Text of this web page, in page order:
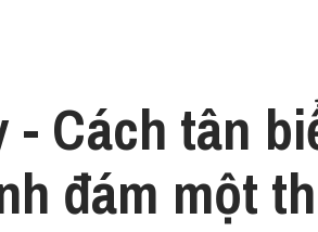
- Cách tân
đám một